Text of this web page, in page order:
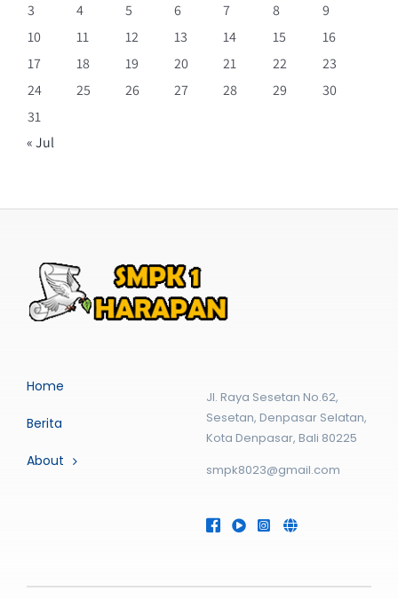
3
4 5 6 7 8
9
10
11 12 13 14 15
16
17
18 19 20 21 22
23
24
25 26 27 28 29
30
31
« Jul
Home
Berita
About
Jl. Raya Sesetan No.62,
Sesetan, Denpasar Selatan,
Kota Denpasar, Bali 80225
smpk8023@gmail.com